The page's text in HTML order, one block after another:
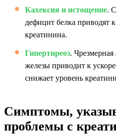
Кахексия и истощение.
дефицит белка приводят
креатинина.
Гипертиреоз.
железы приводит к
снижает уровень
Симптомы,
проблемы с